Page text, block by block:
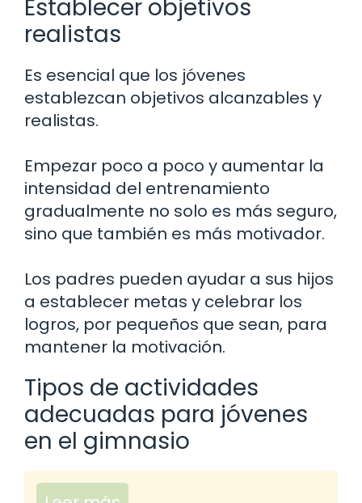
Establecer objetivos
realistas
Es esencial que los jóvenes
establezcan objetivos alcanzables y
realistas.
Empezar poco a poco y aumentar la
intensidad del entrenamiento
gradualmente no solo es más seguro,
sino que también es más motivador.
Los padres pueden ayudar a sus hijos
a establecer metas y celebrar los
logros, por pequeños que sean, para
mantener la motivación.
Tipos de actividades
adecuadas para jóvenes
en el gimnasio